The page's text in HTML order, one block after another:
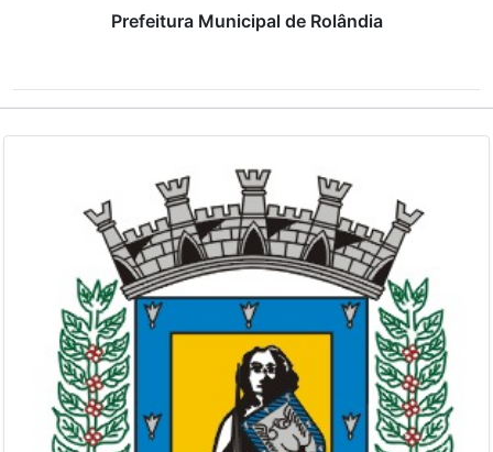
Prefeitura Municipal de Rolândia